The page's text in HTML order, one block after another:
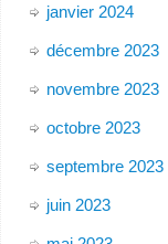
janvier 2024
décembre 2023
novembre 2023
octobre 2023
septembre 2023
juin 2023